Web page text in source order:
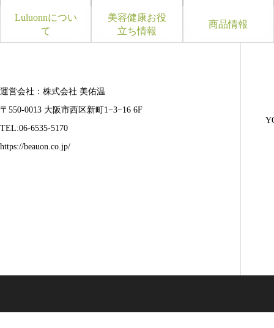
Luluonnについ
て
美容健康お役
立ち情報
商品情報
運営会社：株式会社 美佑温
〒550-0013 大阪市西区新町1−3−16 6F
TEL:06-6535-5170
https://beauon.co.jp/